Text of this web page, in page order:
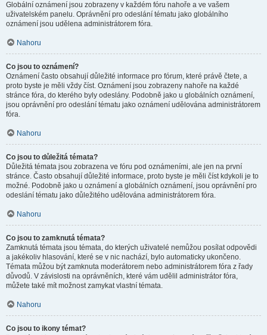
Globální oznámení jsou zobrazeny v každém fóru nahoře a ve vašem
uživatelském panelu. Oprávnění pro odeslání tématu jako globálního
oznámení jsou udělena administrátorem fóra.
Nahoru
Co jsou to oznámení?
Oznámení často obsahují důležité informace pro fórum, které právě čtete, a
proto byste je měli vždy číst. Oznámení jsou zobrazeny nahoře na každé
stránce fóra, do kterého byly odeslány. Podobně jako u globálních oznámení,
jsou oprávnění pro odeslání tématu jako oznámení udělována administrátorem
fóra.
Nahoru
Co jsou to důležitá témata?
Důležitá témata jsou zobrazena ve fóru pod oznámeními, ale jen na první
stránce. Často obsahují důležité informace, proto byste je měli číst kdykoli je to
možné. Podobně jako u oznámení a globálních oznámení, jsou oprávnění pro
odeslání tématu jako důležitého udělována administrátorem fóra.
Nahoru
Co jsou to zamknutá témata?
Zamknutá témata jsou témata, do kterých uživatelé nemůžou posílat odpovědi
a jakékoliv hlasování, které se v nic nachází, bylo automaticky ukončeno.
Témata můžou být zamknuta moderátorem nebo administrátorem fóra z řady
důvodů. V závislosti na oprávněních, které vám udělil administrátor fóra,
můžete také mít možnost zamykat vlastní témata.
Nahoru
Co jsou to ikony témat?